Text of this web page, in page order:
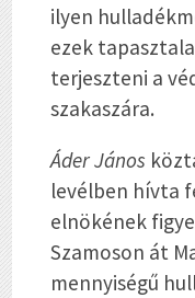
ilyen
ezek
terjeszteni a
szakaszára.
Áder János
levélben hívta
elnökének
Szamoson át
mennyiségű